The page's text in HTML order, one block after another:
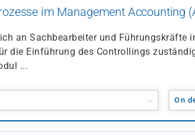
im Management Accounting
an Sachbearbeiter und Führungskräfte
die Einführung des Controllings
...
On